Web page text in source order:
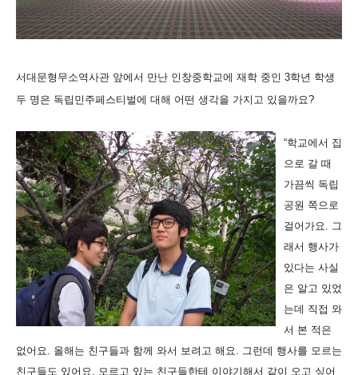
서대문형무소역사관 앞에서 만난 인창중학교에 재학 중인 3학년 학생
두 명은 독립민주페스티벌에 대해 어떤 생각을 가지고 있을까요?
“학교에서 집
으로 갈 때
가끔씩 독립
공원 쪽으로
걸어가요. 그
래서 행사가
있다는 사실
은 알고 있었
는데 직접 와
서 본 적은
없어요. 올해는 친구들과 함께 와서 보려고 해요. 그런데 행사를 모르는
친구들도 있어요. 모르고 있는 친구들한테 이야기해서 같이 오고 싶어